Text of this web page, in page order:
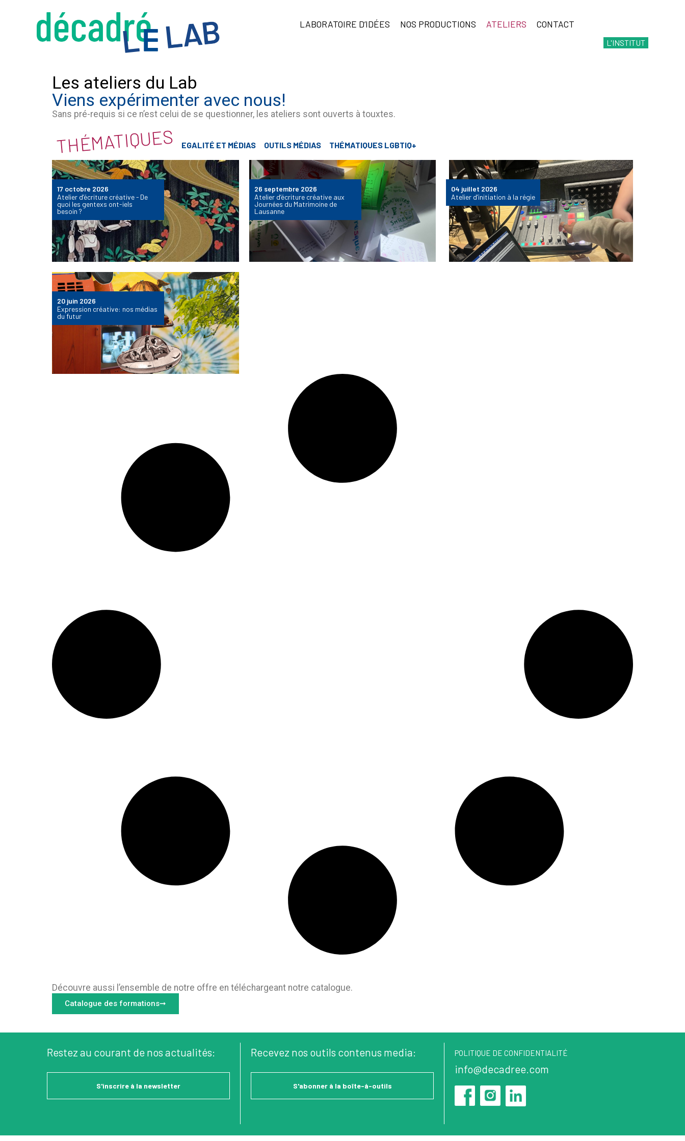
LABORATOIRE D’IDÉES NOS PRODUCTIONS ATELIERS CONTACT
L'INSTITUT
Les ateliers du Lab
Viens expérimenter avec nous!
Sans pré-requis si ce n’est celui de se questionner, les ateliers sont ouverts à touxtes.
EGALITÉ ET MÉDIAS OUTILS MÉDIAS THÉMATIQUES LGBTIQ+
THÉMATIQUES
17 octobre 2026
Atelier d’écriture créative - De
quoi les gentexs ont-iels
besoin ?
26 septembre 2026
Atelier d’écriture créative aux
Journées du Matrimoine de
Lausanne
04 juillet 2026
Atelier d’initiation à la régie
20 juin 2026
Expression créative: nos médias
du futur
Découvre aussi l’ensemble de notre offre en téléchargeant notre catalogue.
Catalogue des formations➞
Restez au courant de nos actualités:
S'inscrire à la newsletter
Recevez nos outils contenus media:
S'abonner à la boîte-à-outils
POLITIQUE DE CONFIDENTIALITÉ
info@decadree.com